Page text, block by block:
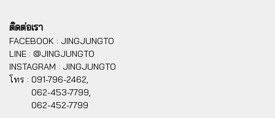
ติดต่อเรา
FACEBOOK : JINGJUNGTO
LINE : @JINGJUNGTO
INSTAGRAM : JINGJUNGTO
โทร : 091-796-2462,
062-453-7799,
062-452-7799